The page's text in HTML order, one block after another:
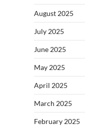
August 2025
July 2025
June 2025
May 2025
April 2025
March 2025
February 2025